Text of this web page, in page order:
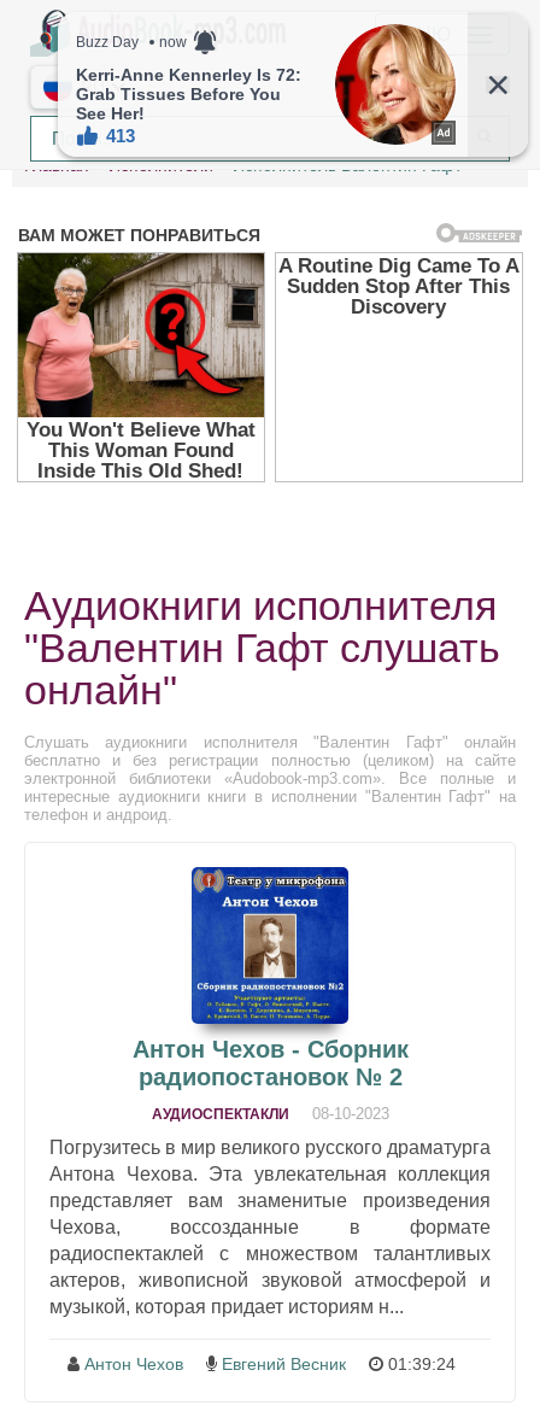
МЕНЮ
RU
Главная Исполнители Исполнитель Валентин Гафт
Аудиокниги исполнителя
"Валентин Гафт слушать
онлайн"
Слушать аудиокниги исполнителя "Валентин Гафт" онлайн
бесплатно и без регистрации полностью (целиком) на сайте
электронной библиотеки «Audobook-mp3.com». Все полные и
интересные аудиокниги книги в исполнении "Валентин Гафт" на
телефон и андроид.
Антон Чехов - Сборник
радиопостановок № 2
АУДИОСПЕКТАКЛИ 08-10-2023
Погрузитесь в мир великого русского драматурга
Антона Чехова. Эта увлекательная коллекция
представляет вам знаменитые произведения
Чехова, воссозданные в формате
радиоспектаклей с множеством талантливых
актеров, живописной звуковой атмосферой и
музыкой, которая придает историям н...
Антон Чехов Евгений Весник 01:39:24